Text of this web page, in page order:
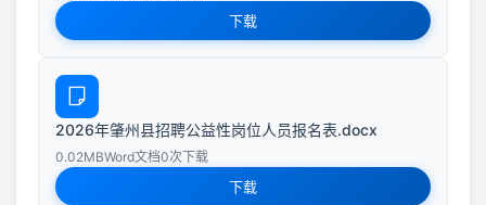
下载
2026年肇州县招聘公益性岗位人员报名表.docx
0.02MBWord文档0次下载
下载